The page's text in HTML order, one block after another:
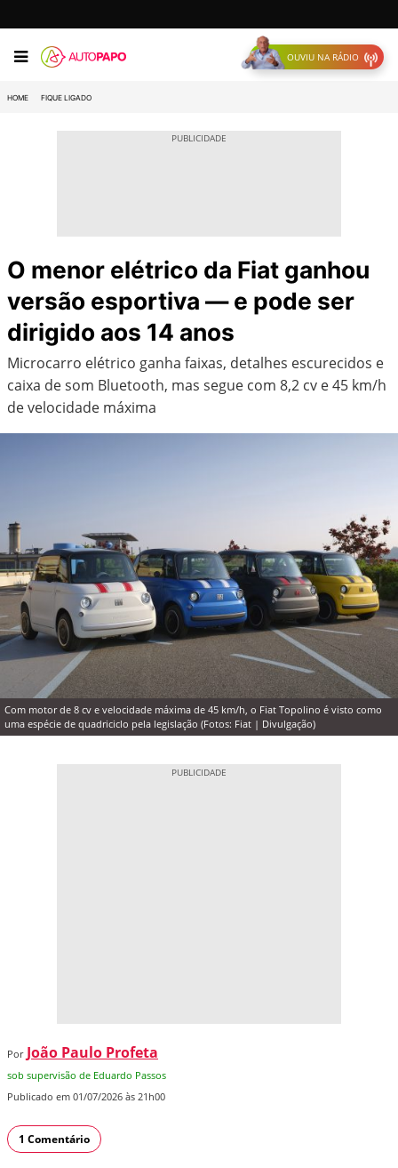
OUVIU NA RÁDIO
HOME FIQUE LIGADO
O menor elétrico da Fiat ganhou
versão esportiva — e pode ser
dirigido aos 14 anos
Microcarro elétrico ganha faixas, detalhes escurecidos e
caixa de som Bluetooth, mas segue com 8,2 cv e 45 km/h
de velocidade máxima
Com motor de 8 cv e velocidade máxima de 45 km/h, o Fiat Topolino é visto como
uma espécie de quadriciclo pela legislação (Fotos: Fiat | Divulgação)
Por João Paulo Profeta
sob supervisão de Eduardo Passos
Publicado em 01/07/2026 às 21h00
1 Comentário